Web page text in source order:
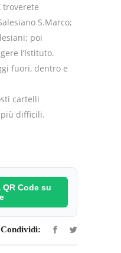
troverete
S.Marco;
poi
l’Istituto.
fuori, dentro e
cartelli
difficili.
Code su
Condividi: